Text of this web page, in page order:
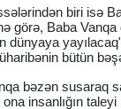
biri isə
görə, Baba
dünyaya
bütün
bəzən susaraq
insanlığın